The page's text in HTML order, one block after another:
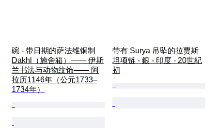
碗 - 带日期的萨法维铜制
Dakhl（施舍箱）—— 伊斯
兰书法与动物纹饰—— 阿
拉历1146年（公元1733–
1734年）
带有 Surya 吊坠的拉贾斯
坦项链 - 銀 - 印度 - 20世紀
初